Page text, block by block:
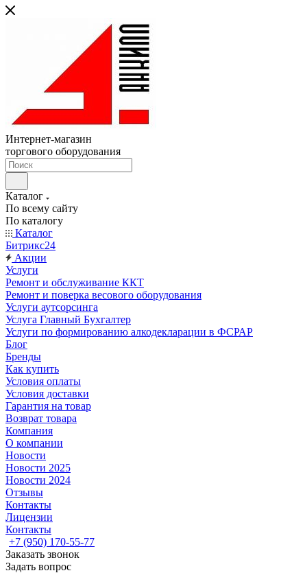
Интернет-магазин
торгового оборудования
Каталог
По всему сайту
По каталогу
Каталог
Битрикс24
Акции
Услуги
Ремонт и обслуживание ККТ
Ремонт и поверка весового оборудования
Услуги аутсорсинга
Услуга Главный Бухгалтер
Услуги по формированию алкодекларации в ФСРАР
Блог
Бренды
Как купить
Условия оплаты
Условия доставки
Гарантия на товар
Возврат товара
Компания
О компании
Новости
Новости 2025
Новости 2024
Отзывы
Контакты
Лицензии
Контакты
+7 (950) 170-55-77
Заказать звонок
Задать вопрос